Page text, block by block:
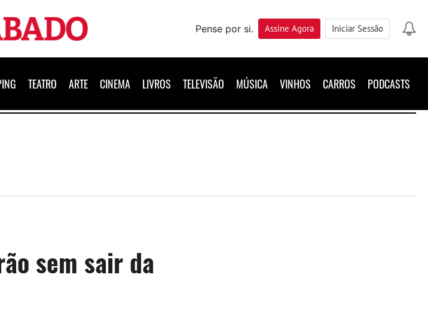
Pense por si.
Assine Agora Iniciar Sessão
TEATRO ARTE CINEMA LIVROS TELEVISÃO MÚSICA VINHOS CARROS PODCASTS
sem sair da